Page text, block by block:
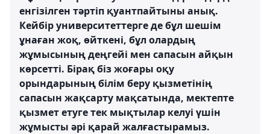
енгізілген тәртіп қуантпайтыны анық.
Кейбір университеттерге де бұл шешім
ұнаған жоқ, өйткені, бұл олардың
жұмысының деңгейі мен сапасын айқын
көрсетті. Бірақ біз жоғары оқу
орындарының білім беру қызметінің
сапасын жақсарту мақсатында, мектепте
қызмет етуге тек мықтылар келуі үшін
жұмысты әрі қарай жалғастырамыз.